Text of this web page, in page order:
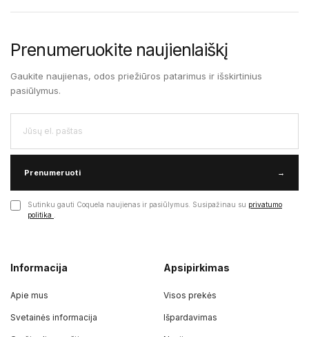
Prenumeruokite naujienlaiškį
Gaukite naujienas, odos priežiūros patarimus ir išskirtinius
pasiūlymus.
Prenumeruoti →
Sutinku gauti Coquela naujienas ir pasiūlymus. Susipažinau su privatumo
politika
Informacija
Apie mus
Svetainės informacija
Apsipirkimas
Visos prekės
Išpardavimas